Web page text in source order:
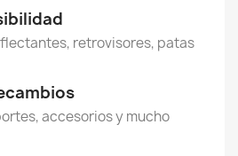
retrovisores, patas
accesorios y mucho